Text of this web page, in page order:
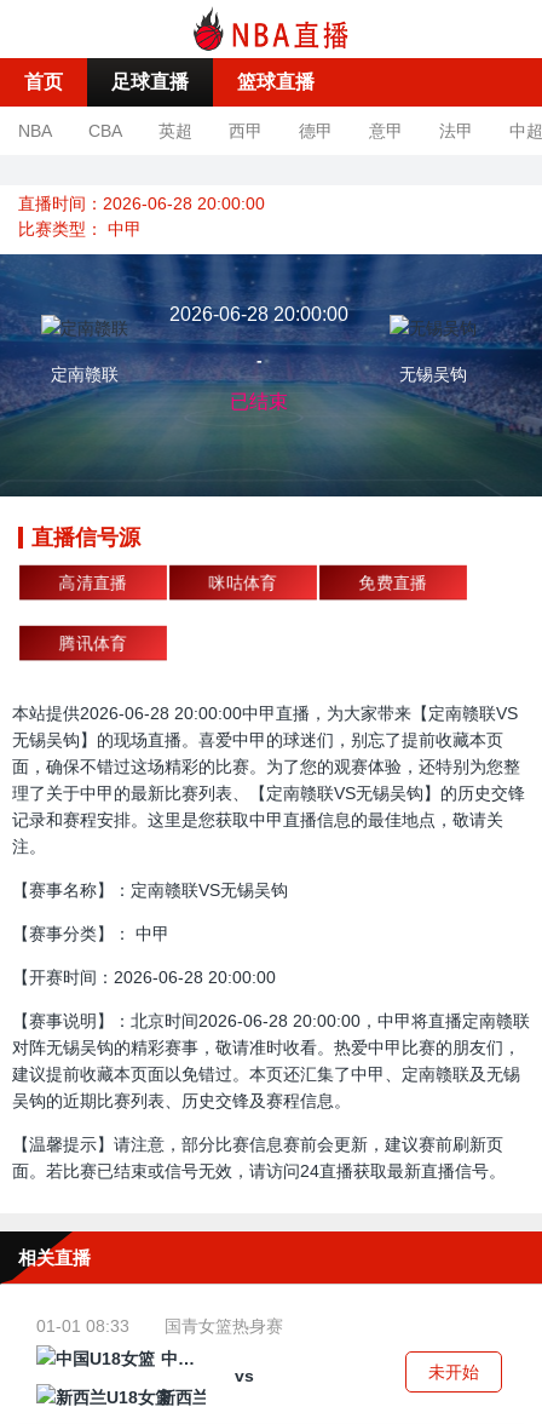
首页 足球直播 篮球直播
NBA CBA 英超 西甲 德甲 意甲 法甲 中超
直播时间：2026-06-28 20:00:00
比赛类型： 中甲
定南赣联
2026-06-28 20:00:00
-
已结束
无锡吴钩
直播信号源
高清直播 咪咕体育 免费直播
腾讯体育
本站提供2026-06-28 20:00:00中甲直播，为大家带来【定南赣联VS
无锡吴钩】的现场直播。喜爱中甲的球迷们，别忘了提前收藏本页
面，确保不错过这场精彩的比赛。为了您的观赛体验，还特别为您整
理了关于中甲的最新比赛列表、【定南赣联VS无锡吴钩】的历史交锋
记录和赛程安排。这里是您获取中甲直播信息的最佳地点，敬请关
注。
【赛事名称】：定南赣联VS无锡吴钩
【赛事分类】： 中甲
【开赛时间：2026-06-28 20:00:00
【赛事说明】：北京时间2026-06-28 20:00:00，中甲将直播定南赣联
对阵无锡吴钩的精彩赛事，敬请准时收看。热爱中甲比赛的朋友们，
建议提前收藏本页面以免错过。本页还汇集了中甲、定南赣联及无锡
吴钩的近期比赛列表、历史交锋及赛程信息。
【温馨提示】请注意，部分比赛信息赛前会更新，建议赛前刷新页
面。若比赛已结束或信号无效，请访问24直播获取最新直播信号。
相关直播
01-01 08:33
国青女篮热身赛
中国U18女篮
vs
新西兰U18女篮
未开始